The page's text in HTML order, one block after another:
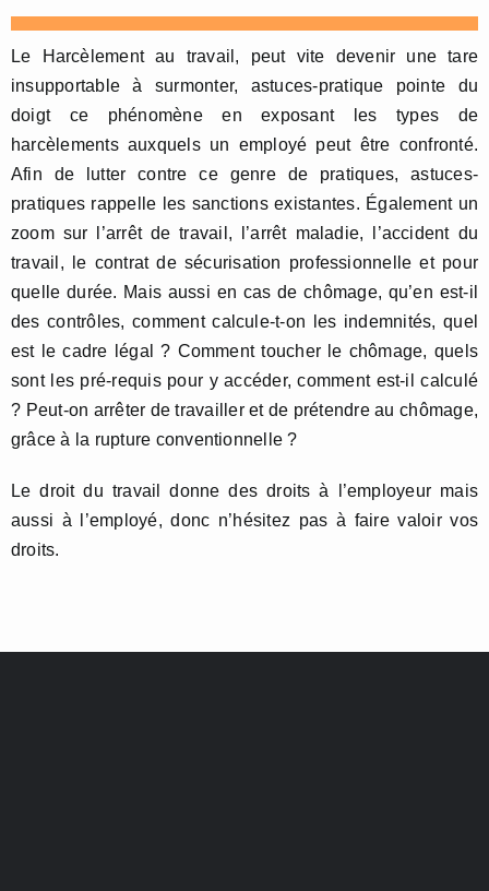
Le Harcèlement au travail, peut vite devenir une tare
insupportable à surmonter, astuces-pratique pointe du
doigt ce phénomène en exposant les types de
harcèlements auxquels un employé peut être confronté.
Afin de lutter contre ce genre de pratiques, astuces-
pratiques rappelle les sanctions existantes. Également un
zoom sur l’arrêt de travail, l’arrêt maladie, l’accident du
travail, le contrat de sécurisation professionnelle et pour
quelle durée. Mais aussi en cas de chômage, qu’en est-il
des contrôles, comment calcule-t-on les indemnités, quel
est le cadre légal ? Comment toucher le chômage, quels
sont les pré-requis pour y accéder, comment est-il calculé
? Peut-on arrêter de travailler et de prétendre au chômage,
grâce à la rupture conventionnelle ?
Le droit du travail donne des droits à l’employeur mais
aussi à l’employé, donc n’hésitez pas à faire valoir vos
droits.